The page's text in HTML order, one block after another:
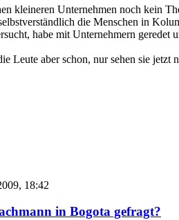
kleineren Unternehmen noch kein
die Menschen in
habe mit Unternehmern
Leute aber schon, nur sehen sie
18:42
in Bogota gefragt?